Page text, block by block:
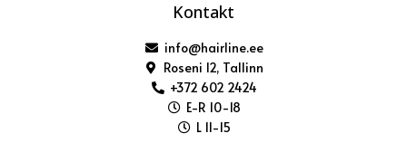
Kontakt
info@hairline.ee
Roseni 12, Tallinn
+372 602 2424
E-R 10-18
L 11-15